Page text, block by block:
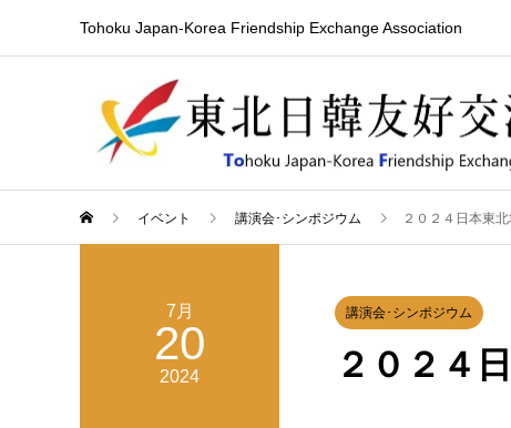
Tohoku Japan-Korea Friendship Exchange Association
イベント 講演会･シンポジウム ２０２４日本東
7月
20
2024
講演会･シンポジウム
２０２４